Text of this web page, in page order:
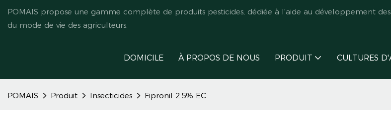
POMAIS propose une gamme complète de produits pesticides, dédiée à l'aide au développement
du mode de vie des agriculteurs.
DOMICILE À PROPOS DE NOUS PRODUIT CULTURES
POMAIS Produit Insecticides Fipronil 2.5% EC